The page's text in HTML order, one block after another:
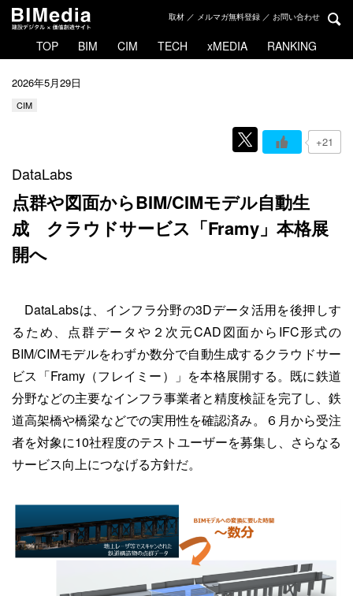
取材 ／ メルマガ無料登録 ／ お問い合わせ
TOP BIM CIM TECH xMEDIA RANKING
2026年5月29日
CIM
+21
DataLabs
点群や図面からBIM/CIMモデル自動生
成
クラウドサービス「Framy」本格展
開へ
DataLabsは、インフラ分野の3Dデータ活用を後押しす
るため、点群データや２次元CAD図面からIFC形式の
BIM/CIMモデルをわずか数分で自動生成するクラウドサー
ビス「Framy（フレイミー）」を本格展開する。既に鉄道
分野などの主要なインフラ事業者と精度検証を完了し、鉄
道高架橋や橋梁などでの実用性を確認済み。６月から受注
者を対象に10社程度のテストユーザーを募集し、さらなる
サービス向上につなげる方針だ。